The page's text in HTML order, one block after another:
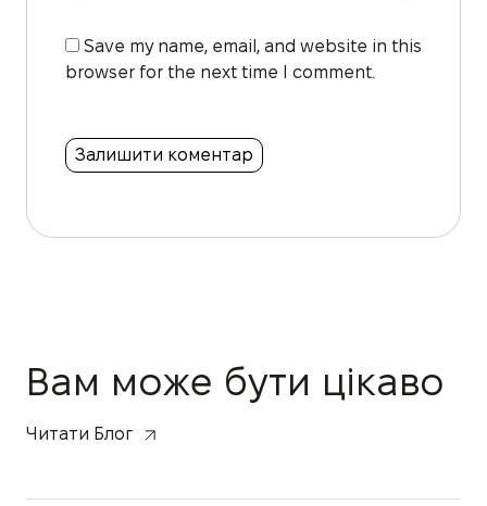
Save my name, email, and website in this
browser for the next time I comment.
Вам може бути цікаво
Читати Блог